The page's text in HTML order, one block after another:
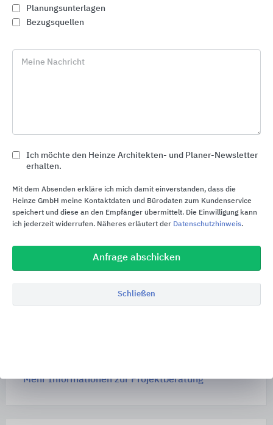
kompetent
beraten, ist ein wichtiger Bestandteil der Leistung
von Sto. Verkaufsberater, Projektmanager und das
Fachhandwerker, Planer oder Investoren
Mehr Informationen zur Projektberatung
Planungsunterlagen
Bezugsquellen
Meine Nachricht
Ich möchte den Heinze Architekten- und Planer-Newsletter
erhalten.
Mit dem Absenden erkläre ich mich damit einverstanden, dass die
Heinze GmbH meine Kontaktdaten und Bürodaten zum Kundenservice
speichert und diese an den Empfänger übermittelt. Die Einwilligung kann
ich jederzeit widerrufen. Näheres erläutert der Datenschutzhinweis.
Anfrage abschicken
Schließen